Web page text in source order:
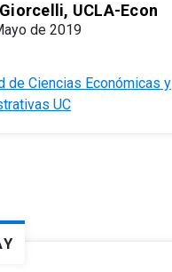
UCLA-Econ
de 2019
de Ciencias Económicas y
UC